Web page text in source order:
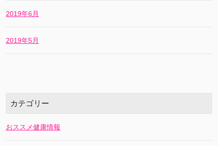
2019年6月
2019年5月
カテゴリー
おススメ健康情報